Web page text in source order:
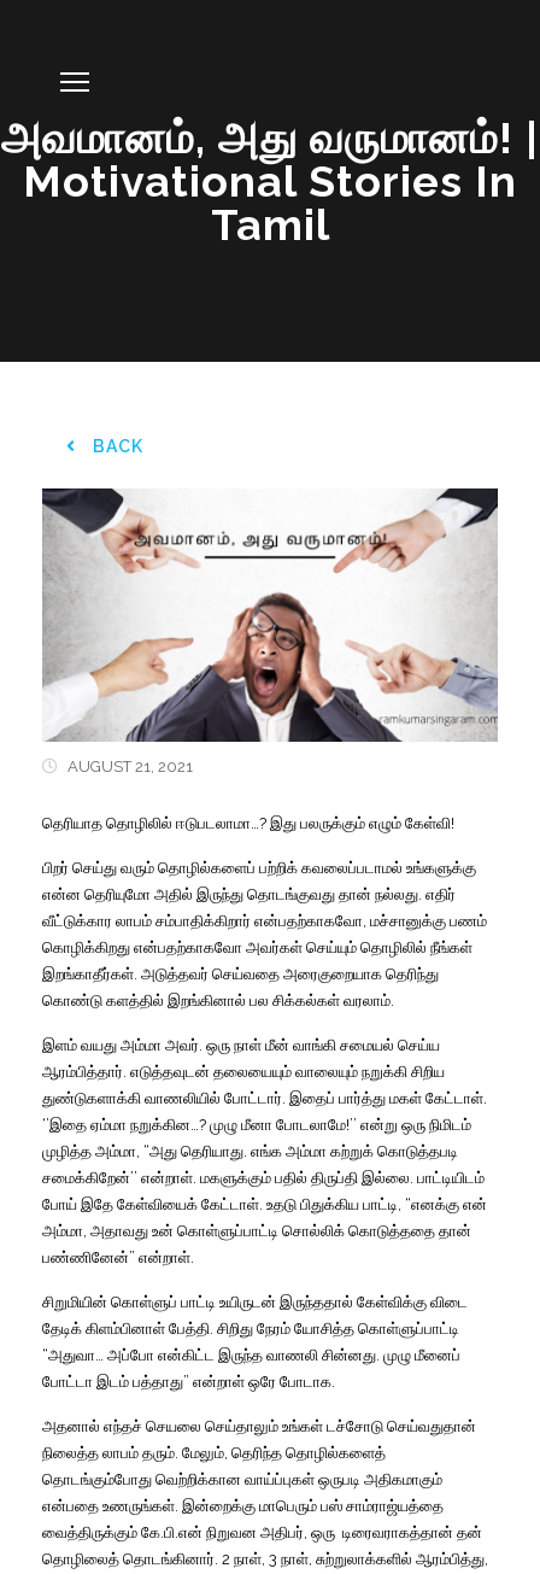
அவமானம், அது வருமானம்! |
Motivational Stories In
Tamil
BACK
AUGUST 21, 2021
தெரியாத தொழிலில் ஈடுபடலாமா …? இது பலருக்கும் எழும் கேள்வி!
பிறர் செய்து வரும் தொழில்களைப் பற்றிக் கவலைப்படாமல் உங்களுக்கு
என்ன தெரியுமோ அதில் இருந்து தொடங்குவது தான் நல்லது எதிர்
வீட்டுக்கார லாபம் சம்பாதிக்கிறார் என்பதற்காகவோ மச்சானுக்கு பணம்
கொழிக்கிறது என்பதற்காகவோ அவர்கள் செய்யும் தொழிலில் நீங்கள்
இறங்காதீர்கள் அடுத்தவர் செய்வதை அரைகுறையாக தெரிந்து
கொண்டு களத்தில் இறங்கினால் பல சிக்கல்கள் வரலாம்
இளம் வயது அம்மா அவர் ஒரு நாள் மீன் வாங்கி சமையல் செய்ய
ஆரம்பித்தார் எடுத்தவுடன் தலையையும் வாலையும் நறுக்கி சிறிய
துண்டுகளாக்கி வாணலியில் போட்டார் இதைப் பார்த்து மகள் கேட்டாள்
‘’இதை ஏம்மா நறுக்கின …? முழு மீனா போடலாமே!’’ என்று ஒரு நிமிடம்
முழித்த அம்மா , “அது தெரியாது எங்க அம்மா கற்றுக் கொடுத்தபடி
சமைக்கிறேன்’’ என்றாள் மகளுக்கும் பதில் திருப்தி இல்லை பாட்டியிடம்
போய் இதே கேள்வியைக் கேட்டாள் உதடு பிதுக்கிய பாட்டி “எனக்கு என்
அம்மா அதாவது உன் கொள்ளுப்பாட்டி சொல்லிக் கொடுத்ததை தான்
பண்ணினேன்” என்றாள்
சிறுமியின் கொள்ளுப் பாட்டி உயிருடன் இருந்ததால் கேள்விக்கு விடை
தேடிக் கிளம்பினாள் பேத்தி சிறிது நேரம் யோசித்த கொள்ளுப்பாட்டி
“அதுவா அப்போ என்கிட்ட இருந்த வாணலி சின்னது முழு மீனைப்
போட்டா இடம் பத்தாது” என்றாள் ஒரே போடாக
அதனால் எந்தச் செயலை செய்தாலும் உங்கள் டச்சோடு செய்வதுதான்
நிலைத்த லாபம் தரும் மேலும் தெரிந்த தொழில்களைத்
தொடங்கும்போது வெற்றிக்கான வாய்ப்புகள் ஒருபடி அதிகமாகும்
என்பதை உணருங்கள் இன்றைக்கு மாபெரும் பஸ் சாம்ராஜ்யத்தை
வைத்திருக்கும் கே பி என் நிறுவன அதிபர் ஒரு டிரைவராகத்தான் தன்
தொழிலைத் தொடங்கினார் 2 நாள் 3 நாள் சுற்றுலாக்களில் ஆரம்பித்து